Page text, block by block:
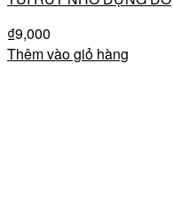
₫9,000
Thêm vào giỏ hàng